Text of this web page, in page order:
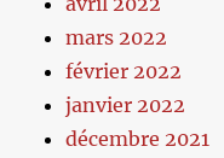
mars 2022
février 2022
janvier 2022
décembre 2021